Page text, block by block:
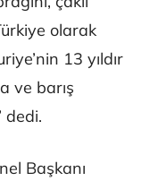
olarak
13 yıldır
ve barış
dedi.
Başkanı